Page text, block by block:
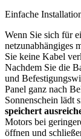
Einfache
Wenn Sie sich für
netzunabhängiges
Sie keine Kabel
Nachdem Sie die
und
Panel ganz nach
Sonnenschein lädt
speichert
Motors bei
öffnen und